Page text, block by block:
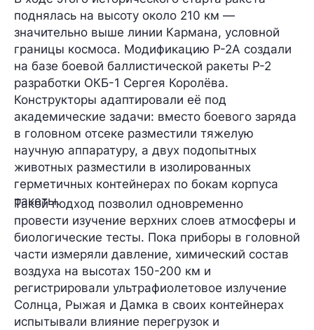
поднялась на высоту около 210 км —
значительно выше линии Кармана, условной
границы космоса. Модификацию Р-2А создали
на базе боевой баллистической ракеты Р-2
разработки ОКБ-1 Сергея Королёва.
Конструкторы адаптировали её под
академические задачи: вместо боевого заряда
в головном отсеке разместили тяжелую
научную аппаратуру, а двух подопытных
животных разместили в изолированных
герметичных контейнерах по бокам корпуса
ракеты.
Такой подход позволил одновременно
провести изучение верхних слоев атмосферы и
биологические тесты. Пока приборы в головной
части измеряли давление, химический состав
воздуха на высотах 150-200 км и
регистрировали ультрафиолетовое излучение
Солнца, Рыжая и Дамка в своих контейнерах
испытывали влияние перегрузок и